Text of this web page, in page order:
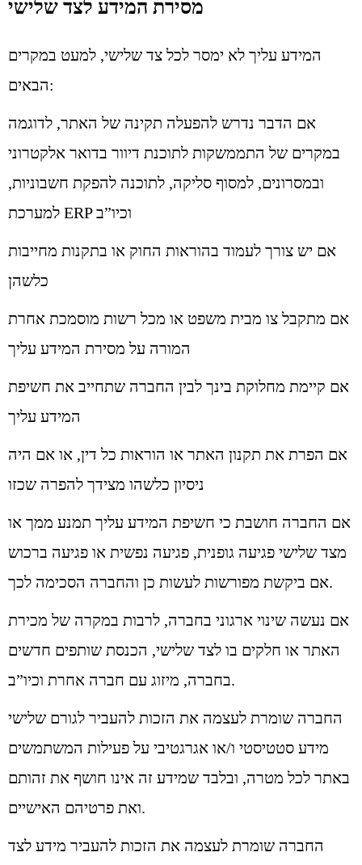
מסירת המידע לצד שלישי
המידע עליך לא ימסר לכל צד שלישי, למעט במקרים
הבאים:
אם הדבר נדרש להפעלה תקינה של האתר, לדוגמה
במקרים של התממשקות לתוכנת דיוור בדואר אלקטרוני
ובמסרונים, למסוף סליקה, לתוכנה להפקת חשבוניות,
למערכת ERP וכיו”ב
אם יש צורך לעמוד בהוראות החוק או בתקנות מחייבות
כלשהן
אם מתקבל צו מבית משפט או מכל רשות מוסמכת אחרת
המורה על מסירת המידע עליך
אם קיימת מחלוקת בינך לבין החברה שתחייב את חשיפת
המידע עליך
אם הפרת את תקנון האתר או הוראות כל דין, או אם היה
ניסיון כלשהו מצידך להפרה שכזו
אם החברה חושבת כי חשיפת המידע עליך תמנע ממך או
מצד שלישי פגיעה גופנית, פגיעה נפשית או פגיעה ברכוש
אם ביקשת מפורשות לעשות כן והחברה הסכימה לכך.
אם נעשה שינוי ארגוני בחברה, לרבות במקרה של מכירת
האתר או חלקים בו לצד שלישי, הכנסת שותפים חדשים
בחברה, מיזוג עם חברה אחרת וכיו”ב.
החברה שומרת לעצמה את הזכות להעביר לגורם שלישי
מידע סטטיסטי ו/או אגרגטיבי על פעילות המשתמשים
באתר לכל מטרה, ובלבד שמידע זה אינו חושף את זהותם
ואת פרטיהם האישיים.
החברה שומרת לעצמה את הזכות להעביר מידע לצד